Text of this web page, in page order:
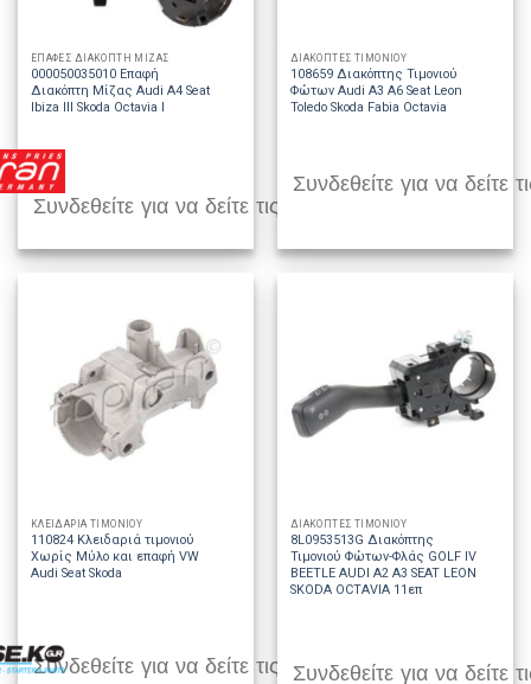
ΕΠΑΦΕΣ ΔΙΑΚΟΠΤΗ ΜΙΖΑΣ
000050035010 Επαφή
Διακόπτη Μίζας Audi A4 Seat
Ibiza III Skoda Octavia I
Συνδεθείτε για να δείτε τις τιμές
ΔΙΑΚΟΠΤΕΣ ΤΙΜΟΝΙΟΥ
108659 Διακόπτης Τιμονιού
Φώτων Audi A3 A6 Seat Leon
Toledo Skoda Fabia Octavia
Συνδεθείτε για να δείτε
ΚΛΕΙΔΑΡΙΑ ΤΙΜΟΝΙΟΥ
110824 Κλειδαριά τιμονιού
Χωρίς Μύλο και επαφή VW
Audi Seat Skoda
Συνδεθείτε για να δείτε τις τιμές
ΔΙΑΚΟΠΤΕΣ ΤΙΜΟΝΙΟΥ
8L0953513G Διακόπτης
Τιμονιού Φώτων-Φλάς GOLF IV
BEETLE AUDI A2 A3 SEAT LEON
SKODA OCTAVIA 11επ
Συνδεθείτε για να δείτε